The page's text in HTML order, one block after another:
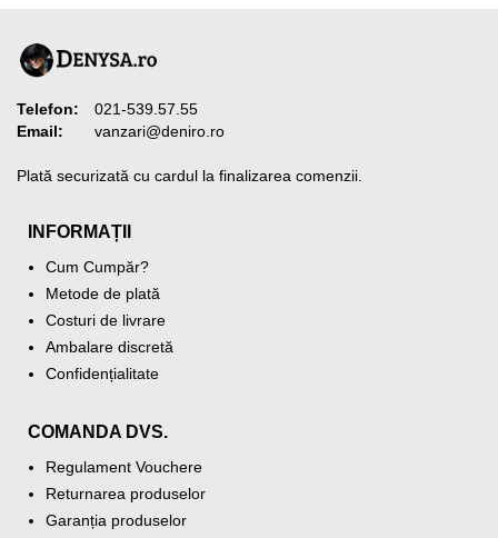
Telefon:
021-539.57.55
Email:
vanzari@deniro.ro
Plată securizată cu cardul la finalizarea comenzii.
INFORMAȚII
Cum Cumpăr?
Metode de plată
Costuri de livrare
Ambalare discretă
Confidențialitate
COMANDA DVS.
Regulament Vouchere
Returnarea produselor
Garanția produselor